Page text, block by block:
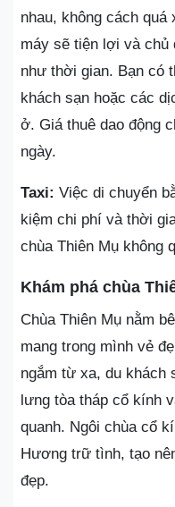
nhau, không cách quá
máy sẽ tiện lợi và chủ
như thời gian. Bạn có
khách sạn hoặc các
ở. Giá thuê dao động
ngày.
Taxi: Việc di chuyển
kiệm chi phí và thời
chùa Thiên Mụ không
Khám phá chùa
Chùa Thiên Mụ nằm
mang trong mình vẻ
ngắm từ xa, du khách
lưng tòa tháp cổ kính
quanh. Ngôi chùa cổ
Hương trữ tình, tạo
đẹp.